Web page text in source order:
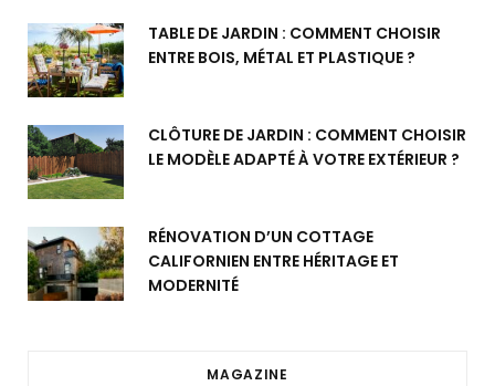
TABLE DE JARDIN : COMMENT CHOISIR
ENTRE BOIS, MÉTAL ET PLASTIQUE ?
CLÔTURE DE JARDIN : COMMENT CHOISIR
LE MODÈLE ADAPTÉ À VOTRE EXTÉRIEUR ?
RÉNOVATION D’UN COTTAGE
CALIFORNIEN ENTRE HÉRITAGE ET
MODERNITÉ
MAGAZINE